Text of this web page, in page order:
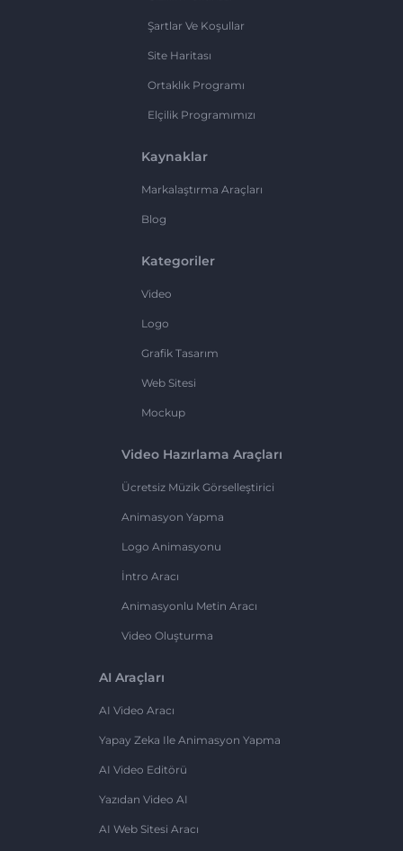
Şartlar Ve Koşullar
Site Haritası
Ortaklık Programı
Elçilik Programımızı
Kaynaklar
Markalaştırma Araçları
Blog
Kategoriler
Video
Logo
Grafik Tasarım
Web Sitesi
Mockup
Video Hazırlama Araçları
Ücretsiz Müzik Görselleştirici
Animasyon Yapma
Logo Animasyonu
İntro Aracı
Animasyonlu Metin Aracı
Video Oluşturma
AI Araçları
AI Video Aracı
Yapay Zeka Ile Animasyon Yapma
AI Video Editörü
Yazıdan Video AI
AI Web Sitesi Aracı